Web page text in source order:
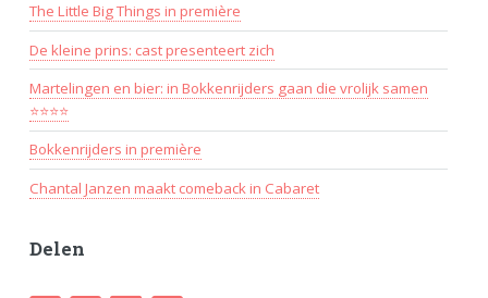
The Little Big Things in première
De kleine prins: cast presenteert zich
Martelingen en bier: in Bokkenrijders gaan die vrolijk samen
⭐⭐⭐⭐
Bokkenrijders in première
Chantal Janzen maakt comeback in Cabaret
Delen